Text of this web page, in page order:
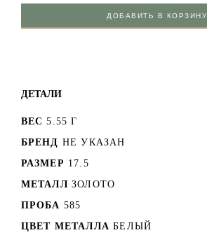
ДОБАВИТЬ В КОРЗИНУ
ДЕТАЛИ
ВЕС 5.55 Г
БРЕНД НЕ УКАЗАН
РАЗМЕР 17.5
МЕТАЛЛ ЗОЛОТО
ПРОБА 585
ЦВЕТ МЕТАЛЛА БЕЛЫЙ